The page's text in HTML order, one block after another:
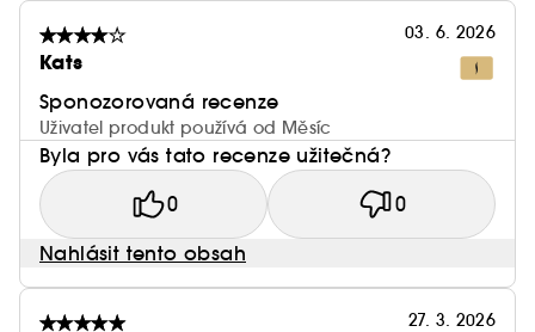
03. 6. 2026
Kats
Sponozorovaná recenze
Uživatel produkt používá od Měsíc
Byla pro vás tato recenze užitečná?
0 0
Nahlásit tento obsah
27. 3. 2026